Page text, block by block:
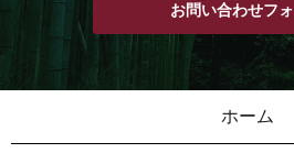
お問い合わせフ
ホーム